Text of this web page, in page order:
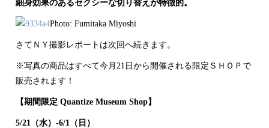
細身効果のあるセクシーな切り替えが特徴的。
Photo: Fumitaka Miyoshi
さてＮＹ撮影レポートは次回へ続きます。
※写真の商品はすべて今月21日から開催される限定ＳＨＯＰで
販売されます！
【期間限定 Quantize Museum Shop】
5/21（水）-6/1（日）